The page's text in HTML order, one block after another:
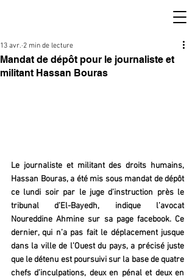
Mandat de dépôt pour le journaliste et
militant Hassan Bouras
13 avr. 2 min de lecture
Le journaliste et militant des droits humains,
Hassan Bouras, a été mis sous mandat de dépôt
ce lundi soir par le juge d’instruction près le
tribunal d’El-Bayedh, indique l’avocat
Noureddine Ahmine sur sa page facebook. Ce
dernier, qui n’a pas fait le déplacement jusque
dans la ville de l’Ouest du pays, a précisé juste
que le détenu est poursuivi sur la base de quatre
chefs d’inculpations, deux en pénal et deux en